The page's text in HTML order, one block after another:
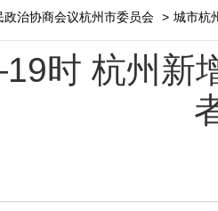
政治协商会议杭州市委员会 > 城市杭
时 杭州新